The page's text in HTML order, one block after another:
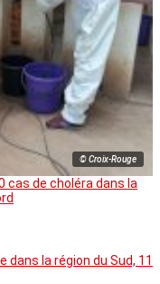
© Croix-Rouge
cas de choléra dans la
dans la région du Sud, 11